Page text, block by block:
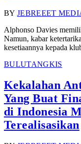
BY JEBREEET
Alphonso Davies
Namun, kabar
kesetiaannya kepada
BULUTANGKIS
Kekalahan
Yang Buat
di Indonesia
Terealisasikan